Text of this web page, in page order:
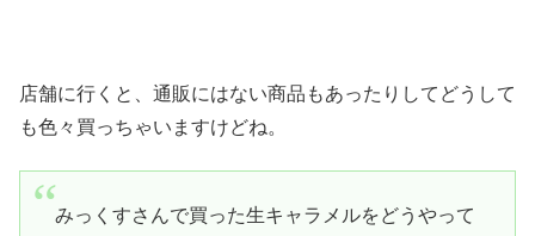
店舗に行くと、通販にはない商品もあったりしてどうして
も色々買っちゃいますけどね。
みっくすさんで買った生キャラメルをどうやって